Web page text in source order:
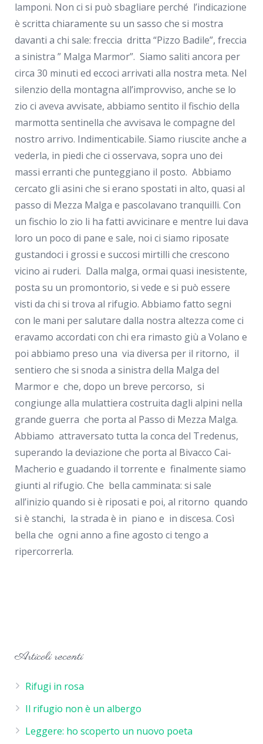
lamponi. Non ci si può sbagliare perché l’indicazione
è scritta chiaramente su un sasso che si mostra
davanti a chi sale: freccia dritta “Pizzo Badile”, freccia
a sinistra ” Malga Marmor”. Siamo saliti ancora per
circa 30 minuti ed eccoci arrivati alla nostra meta. Nel
silenzio della montagna all’improvviso, anche se lo
zio ci aveva avvisate, abbiamo sentito il fischio della
marmotta sentinella che avvisava le compagne del
nostro arrivo. Indimenticabile. Siamo riuscite anche a
vederla, in piedi che ci osservava, sopra uno dei
massi erranti che punteggiano il posto. Abbiamo
cercato gli asini che si erano spostati in alto, quasi al
passo di Mezza Malga e pascolavano tranquilli. Con
un fischio lo zio li ha fatti avvicinare e mentre lui dava
loro un poco di pane e sale, noi ci siamo riposate
gustandoci i grossi e succosi mirtilli che crescono
vicino ai ruderi. Dalla malga, ormai quasi inesistente,
posta su un promontorio, si vede e si può essere
visti da chi si trova al rifugio. Abbiamo fatto segni
con le mani per salutare dalla nostra altezza come ci
eravamo accordati con chi era rimasto giù a Volano e
poi abbiamo preso una via diversa per il ritorno, il
sentiero che si snoda a sinistra della Malga del
Marmor e che, dopo un breve percorso, si
congiunge alla mulattiera costruita dagli alpini nella
grande guerra che porta al Passo di Mezza Malga.
Abbiamo attraversato tutta la conca del Tredenus,
superando la deviazione che porta al Bivacco Cai-
Macherio e guadando il torrente e finalmente siamo
giunti al rifugio. Che bella camminata: si sale
all’inizio quando si è riposati e poi, al ritorno quando
si è stanchi, la strada è in piano e in discesa. Così
bella che ogni anno a fine agosto ci tengo a
ripercorrerla.
Articoli recenti
Rifugi in rosa
Il rifugio non è un albergo
Leggere: ho scoperto un nuovo poeta